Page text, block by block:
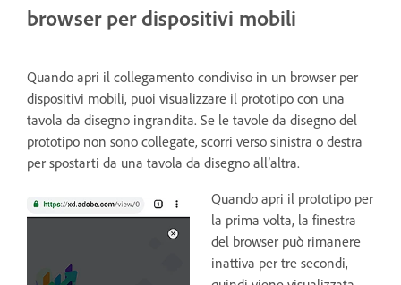
browser per dispositivi mobili
Quando apri il collegamento condiviso in un browser per
dispositivi mobili, puoi visualizzare il prototipo con una
tavola da disegno ingrandita. Se le tavole da disegno del
prototipo non sono collegate, scorri verso sinistra o destra
per spostarti da una tavola da disegno all’altra.
Quando apri il prototipo per
la prima volta, la finestra
del browser può rimanere
inattiva per tre secondi,